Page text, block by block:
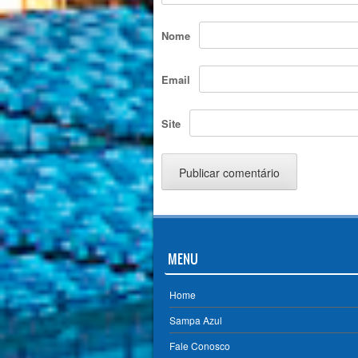
Nome
Email
Site
MENU
Home
Sampa Azul
Fale Conosco